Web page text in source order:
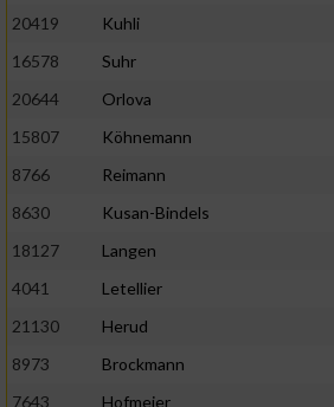
20419
Kuhli
16578
Suhr
20644
Orlova
15807
Köhnemann
8766
Reimann
8630
Kusan-Bindels
18127
Langen
4041
Letellier
21130
Herud
8973
Brockmann
7643
Hofmeier